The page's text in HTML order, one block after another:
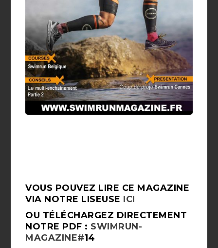
VOUS POUVEZ LIRE CE MAGAZINE
VIA NOTRE LISEUSE ICI
OU TÉLÉCHARGEZ DIRECTEMENT
NOTRE PDF : SWIMRUN-
MAGAZINE#14